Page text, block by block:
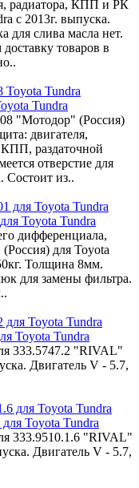
радиатора, КПП и РК
с 2013г. выпуска.
слива масла нет.
товаров в
Tundra
"Мотодор" (Россия)
двигателя,
КПП, раздаточной
отверстие для
Состоит из..
Toyota Tundra
дифференциала,
для Toyota
Толщина 8мм.
для замены фильтра.
Toyota Tundra
333.5747.2 "RIVAL"
Двигатель V - 5.7,
Toyota Tundra
333.9510.1.6 "RIVAL"
Двигатель V - 5.7,